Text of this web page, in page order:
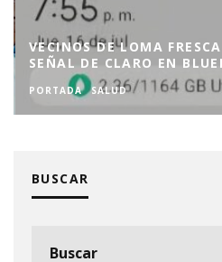
VECINOS DE LOMA
SEÑAL DE CLARO EN
PORTADA SALUD
BUSCAR